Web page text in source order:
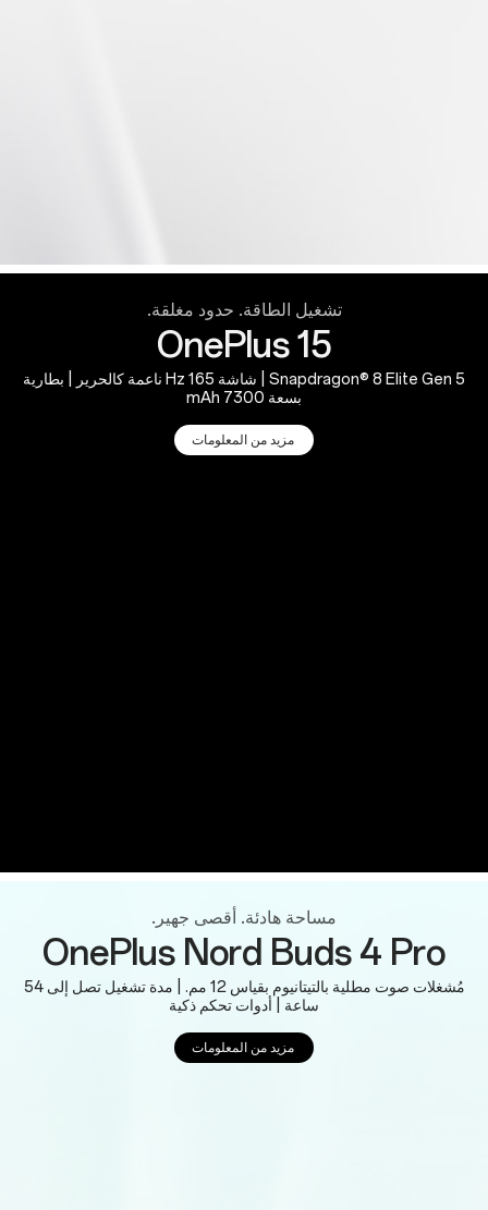
تشغيل الطاقة. حدود مغلقة.
OnePlus 15
Snapdragon® 8 Elite Gen 5 | شاشة 165 Hz ناعمة كالحرير | بطارية
بسعة 7300 mAh
مزيد من المعلومات
مساحة هادئة. أقصى جهير.
OnePlus Nord Buds 4 Pro
مُشغلات صوت مطلية بالتيتانيوم بقياس 12 مم. | مدة تشغيل تصل إلى 54
ساعة | أدوات تحكم ذكية
مزيد من المعلومات